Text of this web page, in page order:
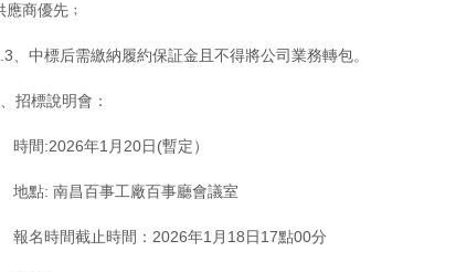
應商優先﹔
、中標后需繳納履約保証金且不得將公司業務轉包。
招標說明會：
間:2026年1月20日(暫定）
點: 南昌百事工廠百事廳會議室
名時間截止時間：2026年1月18日17點00分